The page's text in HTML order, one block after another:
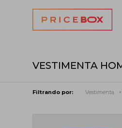
VESTIMENTA
Filtrando por: Vestimenta